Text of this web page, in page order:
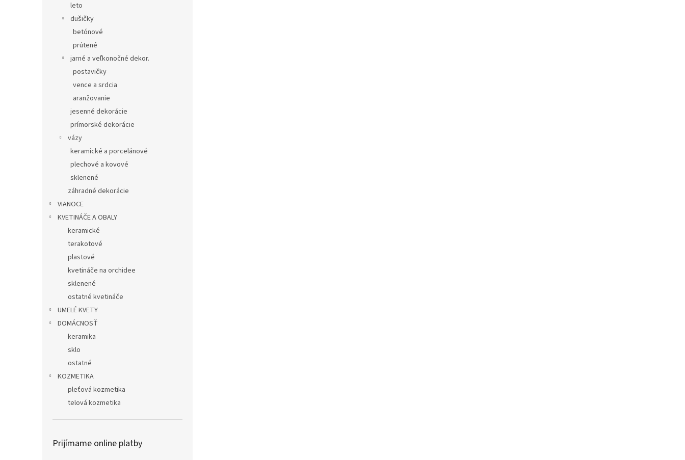
leto
dušičky
betónové
prútené
jarné a veľkonočné dekor.
postavičky
vence a srdcia
aranžovanie
jesenné dekorácie
prímorské dekorácie
vázy
keramické a porcelánové
plechové a kovové
sklenené
záhradné dekorácie
VIANOCE
KVETINÁČE A OBALY
keramické
terakotové
plastové
kvetináče na orchidee
sklenené
ostatné kvetináče
UMELÉ KVETY
DOMÁCNOSŤ
keramika
sklo
ostatné
KOZMETIKA
pleťová kozmetika
telová kozmetika
Prijímame online platby